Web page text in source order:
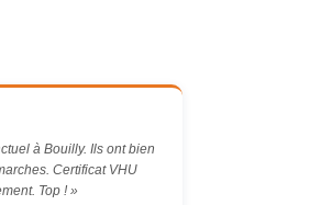
à Bouilly. Ils ont bien
Certificat VHU
Top ! »